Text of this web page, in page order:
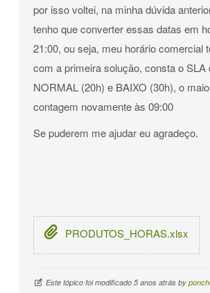
por isso voltei, na minha dúvida
tenho que converter essas datas em
21:00, ou seja, meu horário comercial
com a primeira solução, consta o
NORMAL (20h) e BAIXO (30h), o
contagem novamente às 09:00
Se puderem me ajudar eu agradeço.
PRODUTOS_HORAS.xlsx
Este tópico foi modificado 5 anos atrás by